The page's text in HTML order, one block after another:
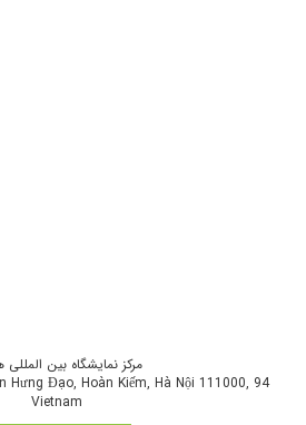
مرکز نمایشگاه بین المللی
Hưng Đạo, Hoàn Kiếm, Hà Nội 111000,
Vietnam